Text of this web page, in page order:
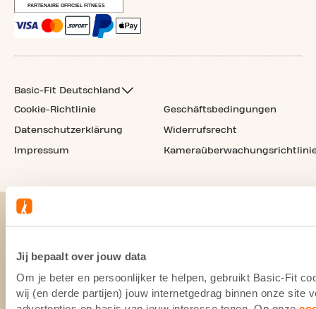
Jij bepaalt over jouw data
Om je beter en persoonlijker te helpen, gebruikt Basic-Fit
wij (en derde partijen) jouw internetgedrag binnen onze site
Basic-Fit Deutschland
Cookie-Richtlinie
Datenschutzerklärung
Impressum
Geschäftsbedingungen
Widerrufsrecht